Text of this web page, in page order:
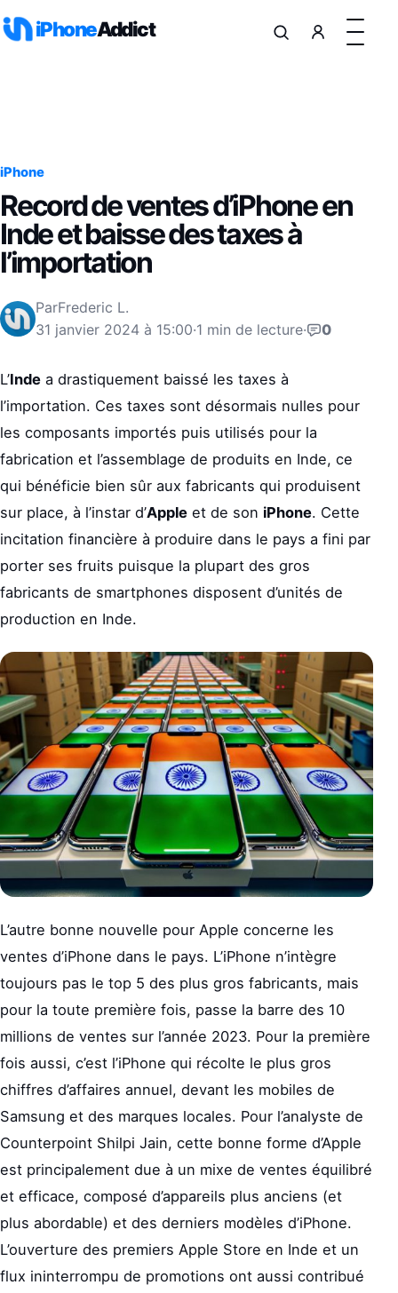
iPhoneAddict
iPhone
Record de ventes d’iPhone en
Inde et baisse des taxes à
l’importation
ParFrederic L.
31 janvier 2024 à 15:00·1 min de lecture· 0
L’Inde a drastiquement baissé les taxes à
l’importation. Ces taxes sont désormais nulles pour
les composants importés puis utilisés pour la
fabrication et l’assemblage de produits en Inde, ce
qui bénéficie bien sûr aux fabricants qui produisent
sur place, à l’instar d’Apple et de son iPhone. Cette
incitation financière à produire dans le pays a fini par
porter ses fruits puisque la plupart des gros
fabricants de smartphones disposent d’unités de
production en Inde.
L’autre bonne nouvelle pour Apple concerne les
ventes d’iPhone dans le pays. L’iPhone n’intègre
toujours pas le top 5 des plus gros fabricants, mais
pour la toute première fois, passe la barre des 10
millions de ventes sur l’année 2023. Pour la première
fois aussi, c’est l’iPhone qui récolte le plus gros
chiffres d’affaires annuel, devant les mobiles de
Samsung et des marques locales. Pour l’analyste de
Counterpoint Shilpi Jain, cette bonne forme d’Apple
est principalement due à un mixe de ventes équilibré
et efficace, composé d’appareils plus anciens (et
plus abordable) et des derniers modèles d’iPhone.
L’ouverture des premiers Apple Store en Inde et un
flux ininterrompu de promotions ont aussi contribué